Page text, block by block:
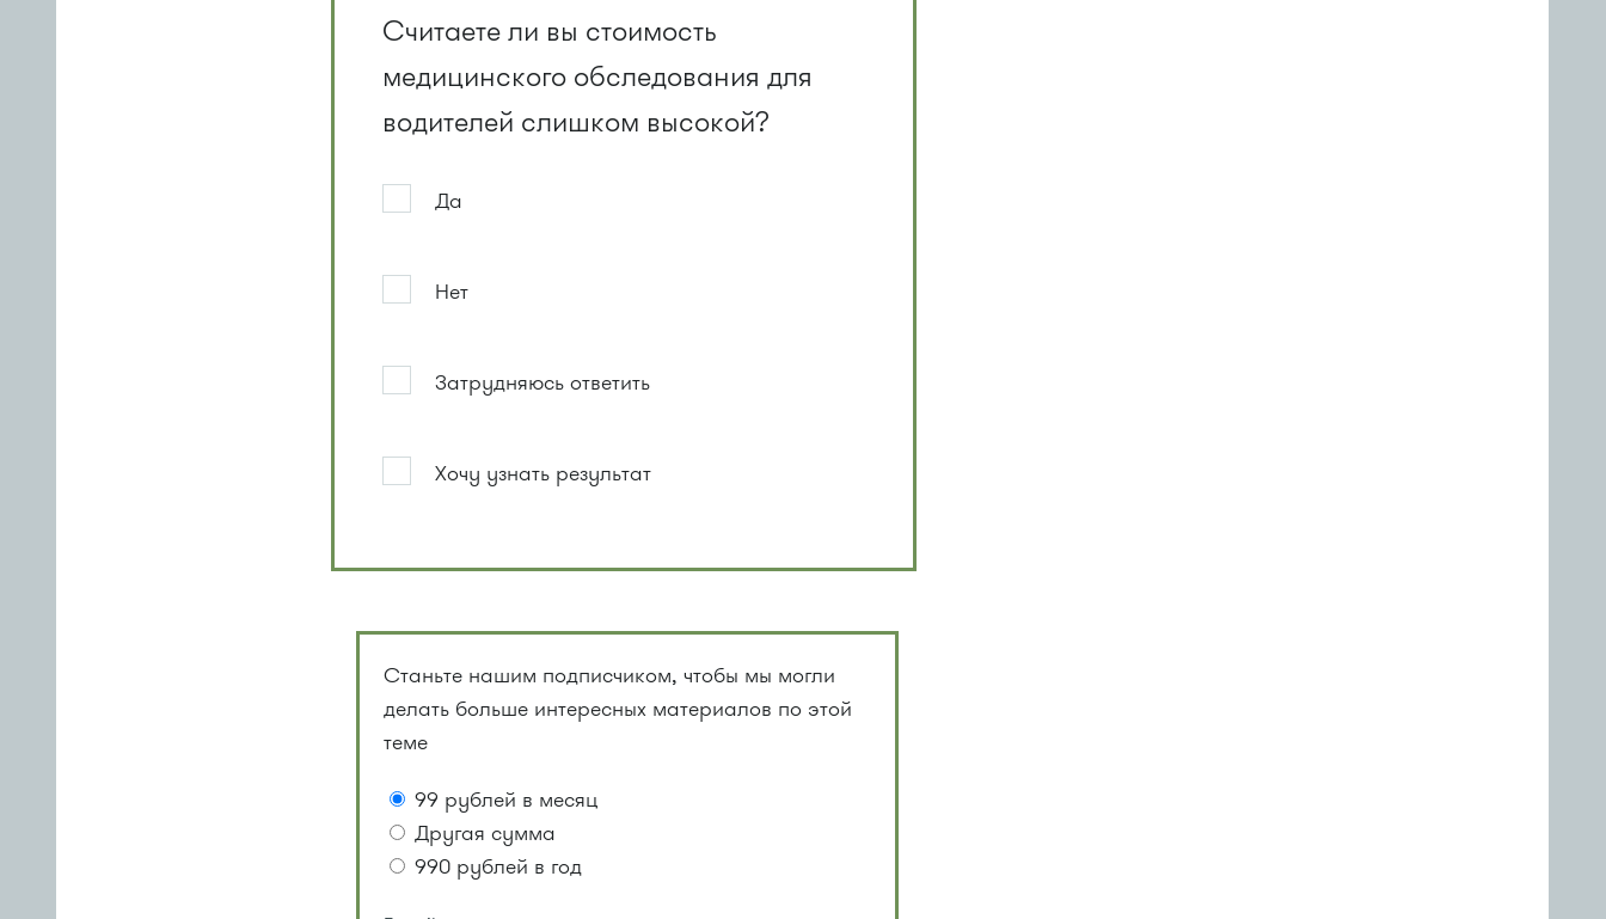
Считаете ли вы стоимость
медицинского обследования для
водителей слишком высокой?
Да
Нет
Затрудняюсь ответить
Хочу узнать результат
Станьте нашим подписчиком, чтобы мы могли
делать больше интересных материалов по этой
теме
99 рублей в месяц
Другая сумма
990 рублей в год